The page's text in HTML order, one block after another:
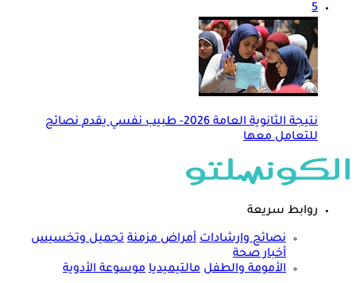
5
نتيجة الثانوية العامة 2026- طبيب نفسي يقدم نصائح
للتعامل معها
روابط سريعة
نصائح وارشادات أمراض مزمنة تجميل وتخسيس
أخبار صحة
الأمومة والطفل مالتيميديا موسوعة الأدوية